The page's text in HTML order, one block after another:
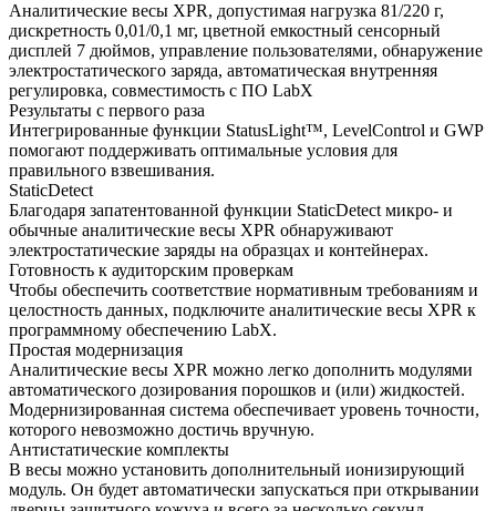
Аналитические весы XPR, допустимая нагрузка 81/220 г,
дискретность 0,01/0,1 мг, цветной емкостный сенсорный
дисплей 7 дюймов, управление пользователями, обнаружение
электростатического заряда, автоматическая внутренняя
регулировка, совместимость с ПО LabX
Результаты с первого раза
Интегрированные функции StatusLight™, LevelControl и GWP
помогают поддерживать оптимальные условия для
правильного взвешивания.
StaticDetect
Благодаря запатентованной функции StaticDetect микро- и
обычные аналитические весы XPR обнаруживают
электростатические заряды на образцах и контейнерах.
Готовность к аудиторским проверкам
Чтобы обеспечить соответствие нормативным требованиям и
целостность данных, подключите аналитические весы XPR к
программному обеспечению LabX.
Простая модернизация
Аналитические весы XPR можно легко дополнить модулями
автоматического дозирования порошков и (или) жидкостей.
Модернизированная система обеспечивает уровень точности,
которого невозможно достичь вручную.
Антистатические комплекты
В весы можно установить дополнительный ионизирующий
модуль. Он будет автоматически запускаться при открывании